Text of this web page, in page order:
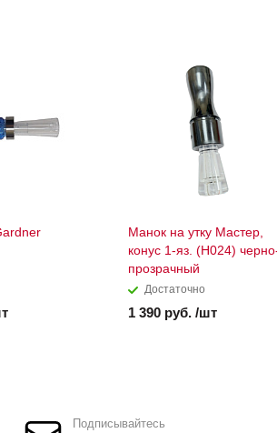
Манок на утку Мастер,
конус 1-яз. (H024)
прозрачный
Достаточно
1 390 руб. /шт
Подписывайтесь